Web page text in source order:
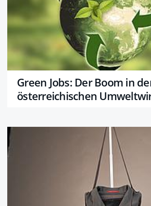
Green Jobs: Der Boom in
österreichischen